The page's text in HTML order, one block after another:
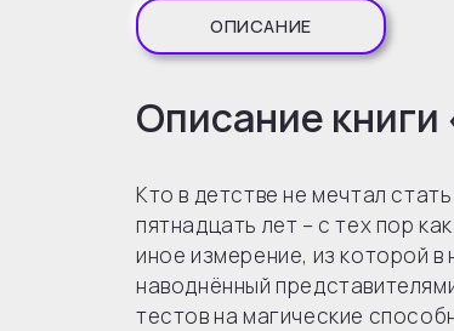
ОПИСАНИЕ
Описание
Кто в детстве не мечтал
пятнадцать лет – с тех пор
иное измерение, из которой
наводнённый
тестов на магические